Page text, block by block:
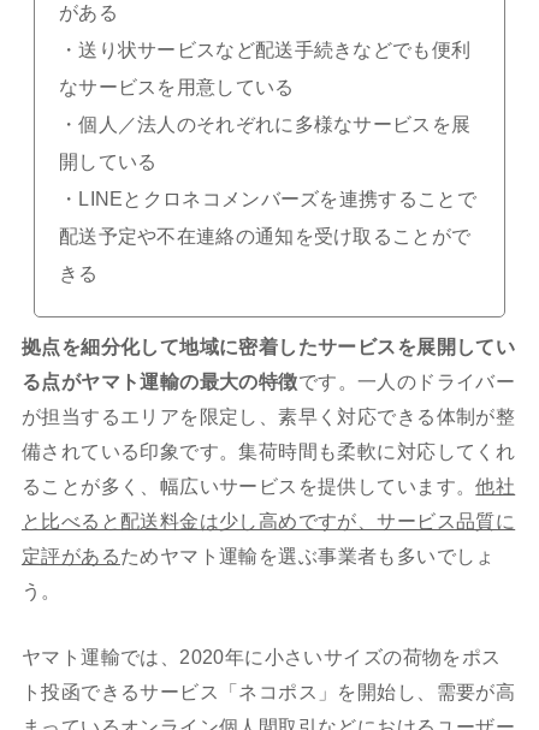
がある
・送り状サービスなど配送手続きなどでも便利
なサービスを用意している
・個人／法人のそれぞれに多様なサービスを展
開している
・LINEとクロネコメンバーズを連携することで
配送予定や不在連絡の通知を受け取ることがで
きる
拠点を細分化して地域に密着したサービスを展開してい
る点がヤマト運輸の最大の特徴です。一人のドライバー
が担当するエリアを限定し、素早く対応できる体制が整
備されている印象です。集荷時間も柔軟に対応してくれ
ることが多く、幅広いサービスを提供しています。他社
と比べると配送料金は少し高めですが、サービス品質に
定評があるためヤマト運輸を選ぶ事業者も多いでしょ
う。
ヤマト運輸では、2020年に小さいサイズの荷物をポス
ト投函できるサービス「ネコポス」を開始し、需要が高